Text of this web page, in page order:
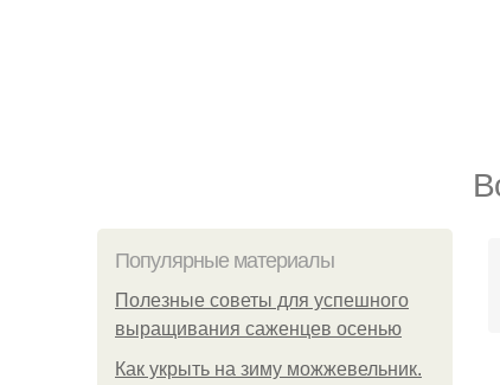
Популярные материалы
Полезные советы для успешного
выращивания саженцев осенью
Как укрыть на зиму можжевельник.